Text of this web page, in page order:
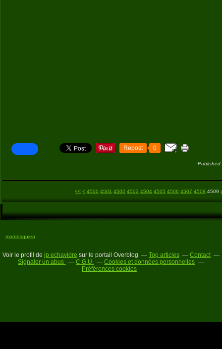
Repost 0
Published
<< < 4500 4501 4502 4503 4504 4505 4506 4507 4508 4509
montesquieu
Voir le profil de jp echavidre sur le portail Overblog Top articles
Contact
Signaler un abus
C.G.U.
Cookies et données personnelles
Préférences cookies